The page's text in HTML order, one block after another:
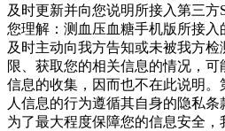
及时更新并向您说明所接入第三
您理解：测血压血糖手机版所接
及时主动向我方告知或未被我方
限、获取您的相关信息的情况，可
信息的收集，因而也不在此说明
人信息的行为遵循其自身的隐私条
为了最大程度保障您的信息安全